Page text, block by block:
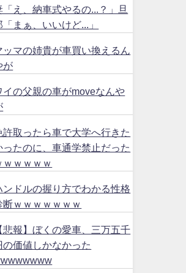
「え、納車式やるの...？」旦
「まぁ、いいけど...」
ッマの姉貴が車買い換えるん
が
イの父親の車がmoveなんや
許取ったら車で大学へ行きた
ったのに、車通学禁止だった
ｗｗｗｗｗ
ンドルの握り方でわかる性格
断ｗｗｗｗｗｗｗ
悲報】ぼくの愛車、三万五千
の価値しかなかった